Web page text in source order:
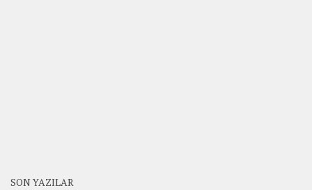
SON YAZILAR